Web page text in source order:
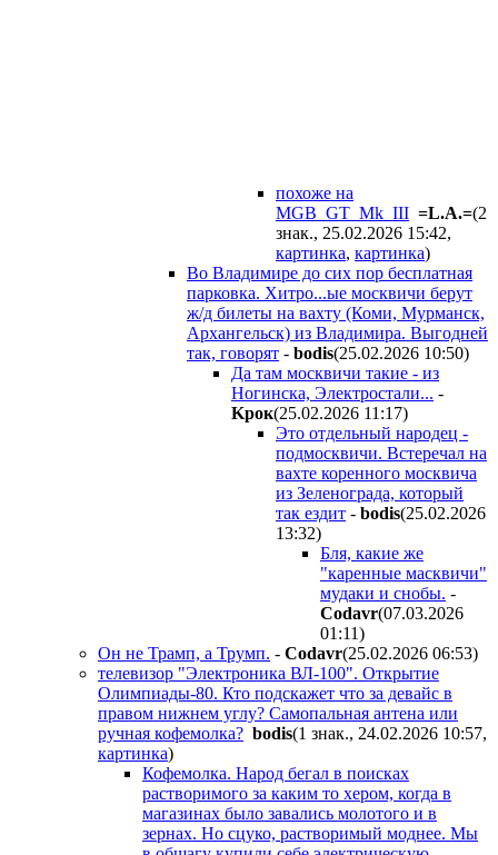
похоже на
MGB_GT_Mk_III =L.A.=(2
знак., 25.02.2026 15:42,
картинка, картинка)
Во Владимире до сих пор бесплатная
парковка. Хитро...ые москвичи берут
ж/д билеты на вахту (Коми, Мурманск,
Архангельск) из Владимира. Выгодней
так, говорят - bodis(25.02.2026 10:50)
Да там москвичи такие - из
Ногинска, Электростали... -
Kpoк(25.02.2026 11:17)
Это отдельный народец -
подмосквичи. Встеречал на
вахте коренного москвича
из Зеленограда, который
так ездит - bodis(25.02.2026
13:32)
Бля, какие же
"каренные масквичи"
мудаки и снобы. -
Codavr(07.03.2026
01:11)
Он не Трамп, а Трумп. - Codavr(25.02.2026 06:53)
телевизор "Электроника ВЛ-100". Открытие
Олимпиады-80. Кто подскажет что за девайс в
правом нижнем углу? Самопальная антена или
ручная кофемолка? bodis(1 знак., 24.02.2026 10:57,
картинка)
Кофемолка. Народ бегал в поисках
растворимого за каким то хером, когда в
магазинах было завались молотого и в
зернах. Но сцуко, растворимый моднее. Мы